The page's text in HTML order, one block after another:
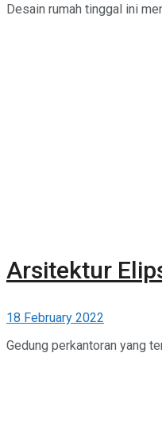
Desain rumah tinggal ini
Arsitektur
18 February 2022
Gedung perkantoran yang